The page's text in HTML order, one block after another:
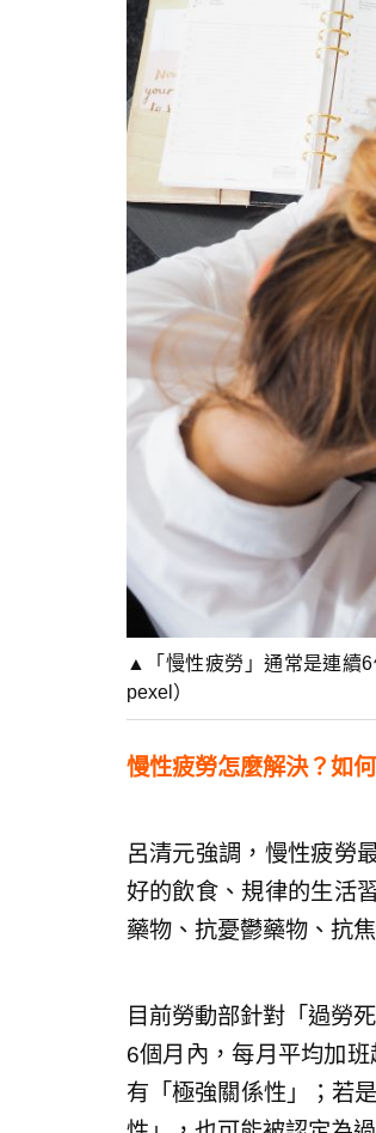
▲「慢性疲勞」通常是連續
pexel）
慢性疲勞怎麼解決？如
呂清元強調，慢性疲勞
好的飲食、規律的生活
藥物、抗憂鬱藥物、抗
目前勞動部針對「過勞
6個月內，每月平均加
有「極強關係性」；若